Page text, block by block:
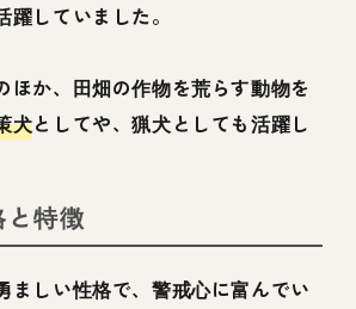
していました。
ほか、田畑の作物を荒らす動物を
犬としてや、猟犬としても活躍し
特徴
ましい性格で、警戒心に富んでい